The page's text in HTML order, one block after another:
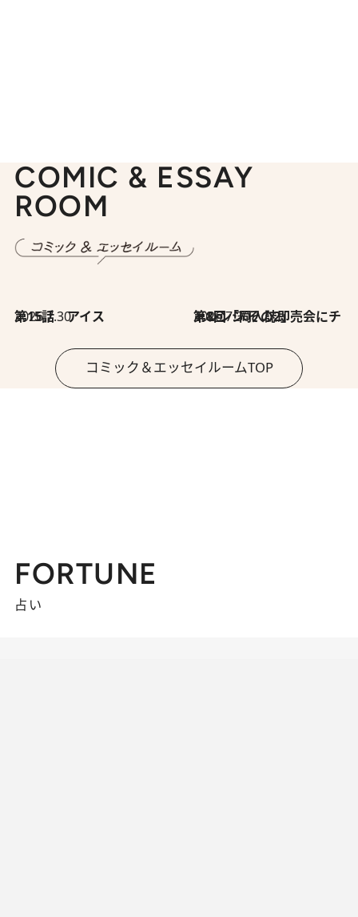
COMIC & ESSAY
ROOM
2026.7.30
第15話 アイス 2026.7.30
第8回「同人誌即売会にチャレンジ その2」
コミック＆エッセイルームTOP
FORTUNE
占い